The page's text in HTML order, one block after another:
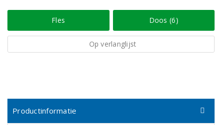
Fles Doos (6)
Op verlanglijst
Productinformatie